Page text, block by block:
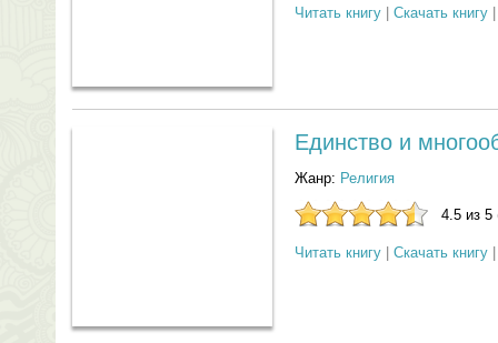
Читать книгу Скачать книгу
Единство и
Жанр: Религия
4.5 из 5
Читать книгу Скачать книгу